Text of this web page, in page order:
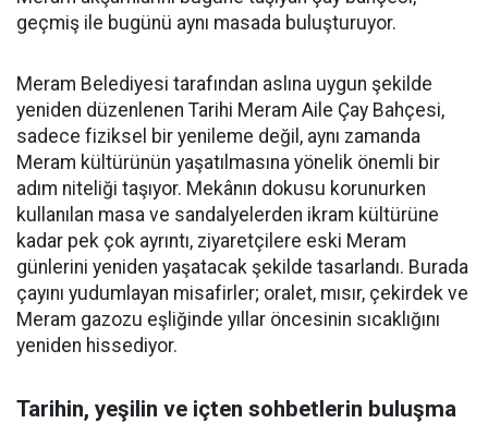
geçmiş ile bugünü aynı masada buluşturuyor.
Meram Belediyesi tarafından aslına uygun şekilde
yeniden düzenlenen Tarihi Meram Aile Çay Bahçesi,
sadece fiziksel bir yenileme değil, aynı zamanda
Meram kültürünün yaşatılmasına yönelik önemli bir
adım niteliği taşıyor. Mekânın dokusu korunurken
kullanılan masa ve sandalyelerden ikram kültürüne
kadar pek çok ayrıntı, ziyaretçilere eski Meram
günlerini yeniden yaşatacak şekilde tasarlandı. Burada
çayını yudumlayan misafirler; oralet, mısır, çekirdek ve
Meram gazozu eşliğinde yıllar öncesinin sıcaklığını
yeniden hissediyor.
Tarihin, yeşilin ve içten sohbetlerin buluşma